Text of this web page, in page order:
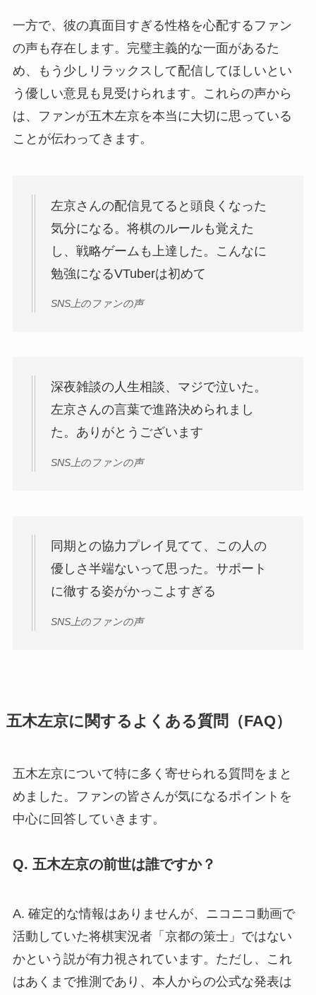
一方で、彼の真面目すぎる性格を心配するファン
の声も存在します。完璧主義的な一面があるた
め、もう少しリラックスして配信してほしいとい
う優しい意見も見受けられます。これらの声から
は、ファンが五木左京を本当に大切に思っている
ことが伝わってきます。
左京さんの配信見てると頭良くなった
気分になる。将棋のルールも覚えた
し、戦略ゲームも上達した。こんなに
勉強になるVTuberは初めて
SNS上のファンの声
深夜雑談の人生相談、マジで泣いた。
左京さんの言葉で進路決められまし
た。ありがとうございます
SNS上のファンの声
同期との協力プレイ見てて、この人の
優しさ半端ないって思った。サポート
に徹する姿がかっこよすぎる
SNS上のファンの声
五木左京に関するよくある質問（FAQ）
五木左京について特に多く寄せられる質問をまと
めました。ファンの皆さんが気になるポイントを
中心に回答していきます。
Q. 五木左京の前世は誰ですか？
A. 確定的な情報はありませんが、ニコニコ動画で
活動していた将棋実況者「京都の策士」ではない
かという説が有力視されています。ただし、これ
はあくまで推測であり、本人からの公式な発表は